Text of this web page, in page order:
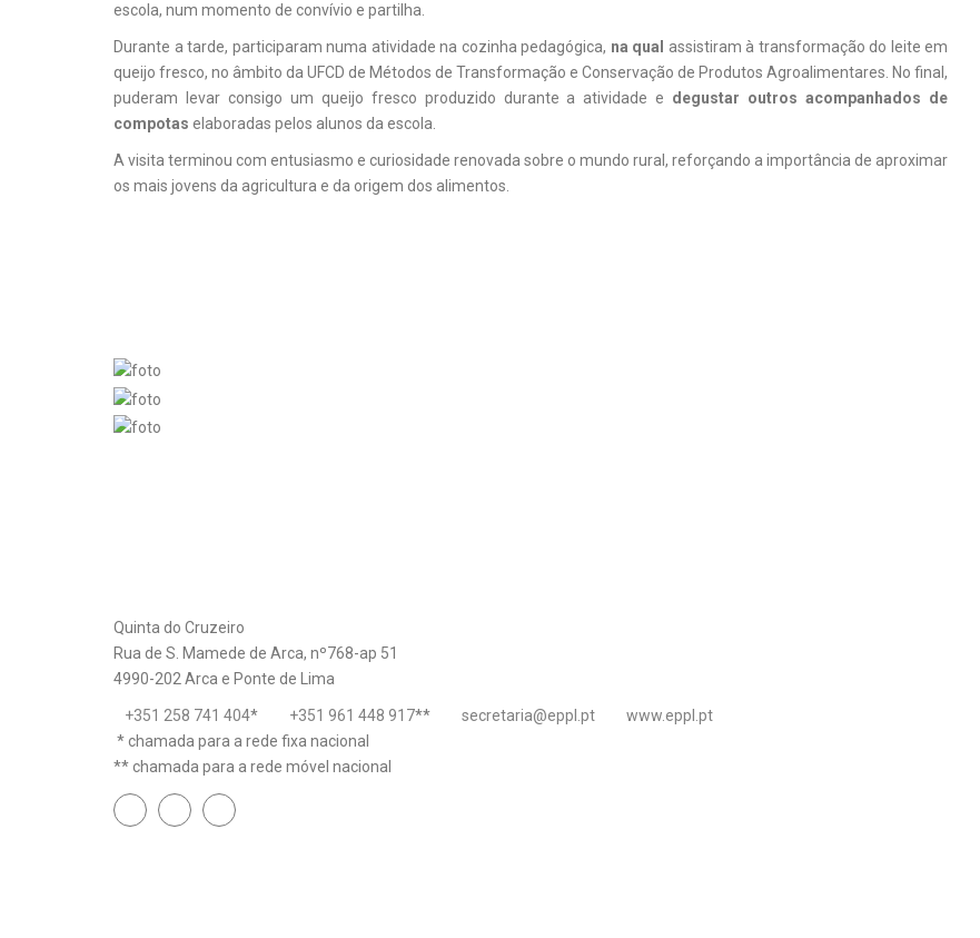
escola, num momento de convívio e partilha.
Durante a tarde, participaram numa atividade na cozinha pedagógica, na qual
assistiram à transformação do leite em
queijo fresco, no âmbito da UFCD de Métodos de Transformação e Conservação de Produtos Agroalimentares. No final,
puderam levar consigo um queijo fresco produzido durante a atividade e degustar outros acompanhados de
compotas elaboradas pelos alunos da escola.
A visita terminou com entusiasmo e curiosidade renovada sobre o mundo rural, reforçando a importância de aproximar
os mais jovens da agricultura e da origem dos alimentos.
Quinta do Cruzeiro
Rua de S. Mamede de Arca, nº768-ap 51
4990-202 Arca e Ponte de Lima
+351 258 741 404* +351 961 448 917** secretaria@eppl.pt
www.eppl.pt
* chamada para a rede fixa nacional
** chamada para a rede móvel nacional